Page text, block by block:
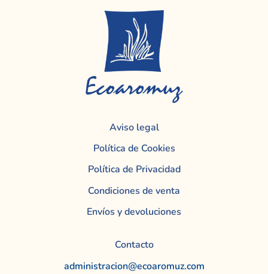
Aviso legal
Política de Cookies
Política de Privacidad
Condiciones de venta
Envíos y devoluciones
Contacto
administracion@ecoaromuz.com